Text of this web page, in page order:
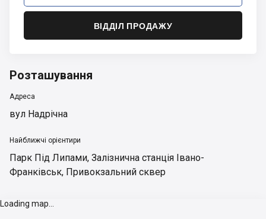
ВІДДІЛ ПРОДАЖУ
Розташування
Адреса
вул Надрічна
Найближчі орієнтири
Парк Під Липами, Залізнична станція Івано-
Франківськ, Привокзальний сквер
Loading map...